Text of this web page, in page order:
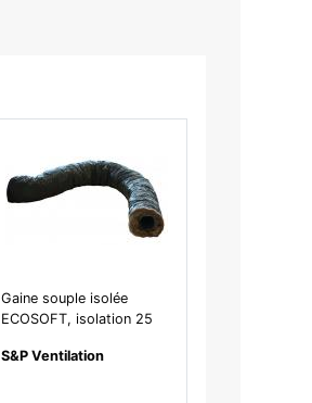
Gaine souple isolée
ECOSOFT, isolation 25
mm, long 6 m - GP ISO
S&P Ventilation